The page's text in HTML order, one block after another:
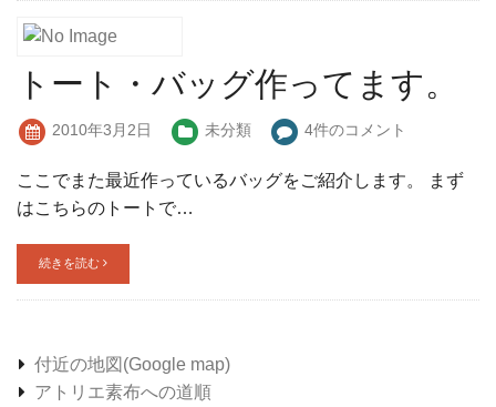
トート・バッグ作ってます。
2010年3月2日 未分類 4件のコメント
ここでまた最近作っているバッグをご紹介します。 まず
はこちらのトートで…
続きを読む
付近の地図(Google map)
アトリエ素布への道順